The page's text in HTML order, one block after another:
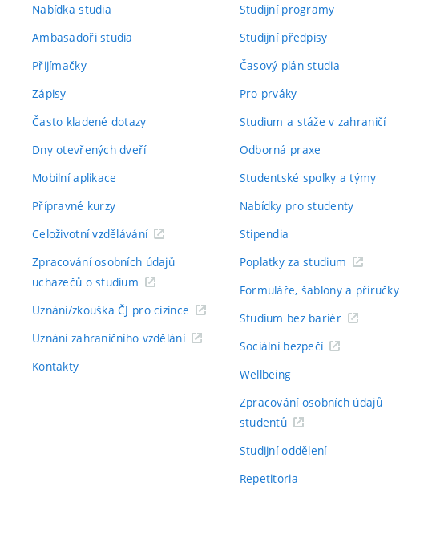
Nabídka studia
Ambasadoři studia
Přijímačky
Zápisy
Často kladené dotazy
Dny otevřených dveří
Mobilní aplikace
Přípravné kurzy
Celoživotní vzdělávání
Zpracování osobních údajů
uchazečů o studium
Uznání/zkouška ČJ pro cizince
Uznání zahraničního vzdělání
Kontakty
Studijní programy
Studijní předpisy
Časový plán studia
Pro prváky
Studium a stáže v zahraničí
Odborná praxe
Studentské spolky a týmy
Nabídky pro studenty
Stipendia
Poplatky za studium
Formuláře, šablony a příručky
Studium bez bariér
Sociální bezpečí
Wellbeing
Zpracování osobních údajů
studentů
Studijní oddělení
Repetitoria